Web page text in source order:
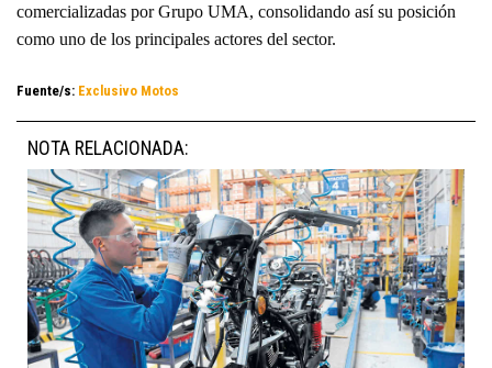
comercializadas por Grupo UMA, consolidando así su posición
como uno de los principales actores del sector.
Fuente/s: Exclusivo Motos
NOTA RELACIONADA: